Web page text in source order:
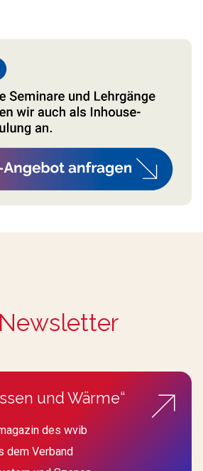
und Wärme“
des wvib
dem Verband